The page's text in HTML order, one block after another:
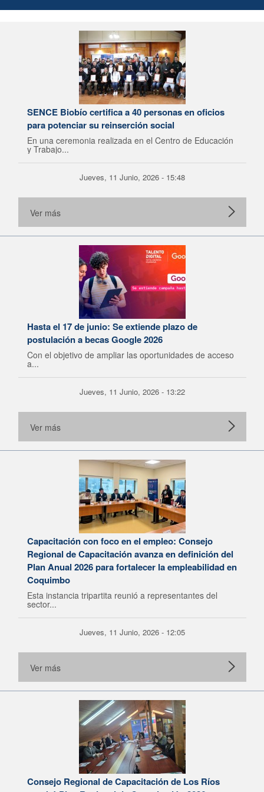
SENCE Biobío certifica a 40 personas en oficios
para potenciar su reinserción social
En una ceremonia realizada en el Centro de Educación
y Trabajo...
Jueves, 11 Junio, 2026 - 15:48
Ver más
Hasta el 17 de junio: Se extiende plazo de
postulación a becas Google 2026
Con el objetivo de ampliar las oportunidades de acceso
a...
Jueves, 11 Junio, 2026 - 13:22
Ver más
Capacitación con foco en el empleo: Consejo
Regional de Capacitación avanza en definición del
Plan Anual 2026 para fortalecer la empleabilidad en
Coquimbo
Esta instancia tripartita reunió a representantes del
sector...
Jueves, 11 Junio, 2026 - 12:05
Ver más
Consejo Regional de Capacitación de Los Ríos